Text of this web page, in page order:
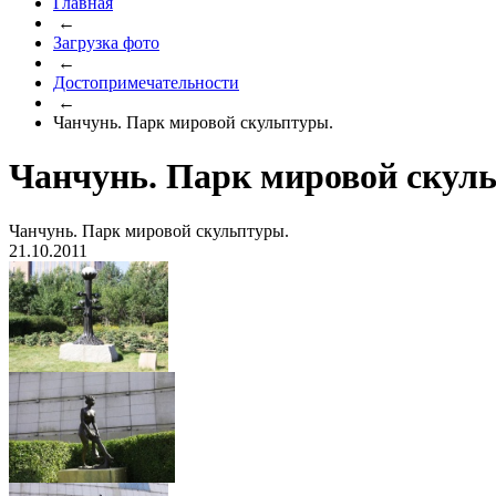
←
Загрузка фото
←
Достопримечательности
←
Чанчунь. Парк мировой скульптуры.
Чанчунь. Парк мировой
Чанчунь. Парк мировой скульптуры.
21.10.2011